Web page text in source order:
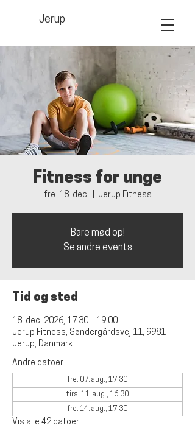
Jerup
Fitness for unge
fre. 18. dec. Jerup Fitness
Bare mød op!
Se andre events
Tid og sted
18. dec. 2026, 17.30 – 19.00
Jerup Fitness, Søndergårdsvej 11, 9981
Jerup, Danmark
Andre datoer
fre. 07. aug., 17.30
tirs. 11. aug., 16.30
fre. 14. aug., 17.30
Vis alle 42 datoer